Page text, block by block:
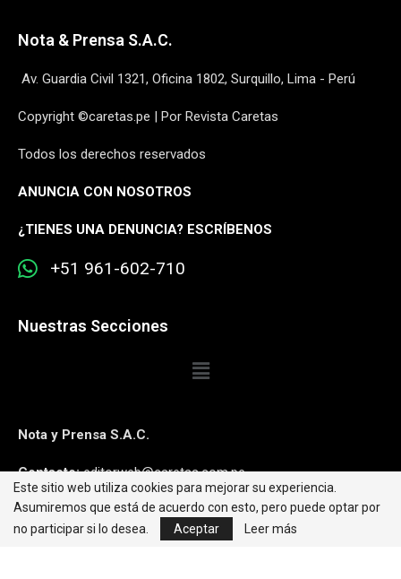
Nota & Prensa S.A.C.
Av. Guardia Civil 1321, Oficina 1802, Surquillo, Lima - Perú
Copyright ©caretas.pe | Por Revista Caretas
Todos los derechos reservados
ANUNCIA CON NOSOTROS
¿TIENES UNA DENUNCIA? ESCRÍBENOS
+51 961-602-710
Nuestras Secciones
Nota y Prensa S.A.C.
Contacto:editorweb@caretas.com.pe
Síguenos:
Este sitio web utiliza cookies para mejorar su experiencia.
Asumiremos que está de acuerdo con esto, pero puede optar por
no participar si lo desea.
Aceptar Leer más